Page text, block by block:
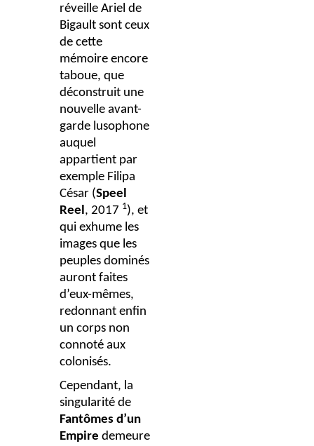
réveille Ariel de
Bigault sont ceux
de cette
mémoire encore
taboue, que
déconstruit une
nouvelle avant-
garde lusophone
auquel
appartient par
exemple Filipa
César (Speel
Reel, 2017 1), et
qui exhume les
images que les
peuples dominés
auront faites
d’eux-mêmes,
redonnant enfin
un corps non
connoté aux
colonisés.
Cependant, la
singularité de
Fantômes d’un
Empire demeure